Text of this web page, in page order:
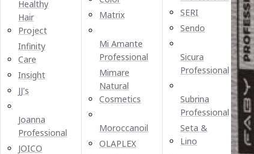
Healthy
Hair
Project
Infinity
Care
Insight
JJ's
Joanna
Professional
JOICO
Matrix
Mi Amante
Professional
Mimare
Natural
Cosmetics
Moroccanoil
OLAPLEX
SERI
Sendo
Sicura
Professional
Subrina
Professional
Seta &
Lino